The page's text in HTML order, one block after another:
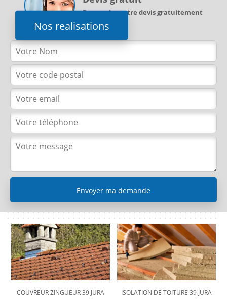
Nos realisations
Demandez votre devis gratuitement
COUVREUR ZINGUEUR 39 JURA ISOLATION DE TOITURE 39 JURA